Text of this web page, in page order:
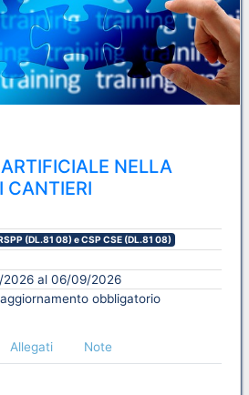
NELLA
CANTIERI
(DL.81 08) e CSP CSE (DL.81 08)
2026 al 06/09/2026
obbligatorio
Allegati
Note